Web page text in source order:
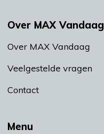
Menu
Over MAX Vandaag
Over MAX Vandaag
Veelgestelde vragen
Contact